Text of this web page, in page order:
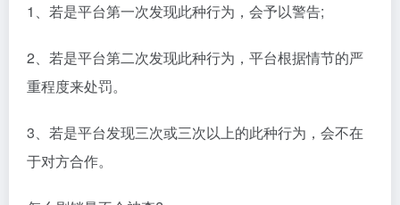
1、若是平台第一次发现此种行为，会予以警告;
2、若是平台第二次发现此种行为，平台根据情节的严
重程度来处罚。
3、若是平台发现三次或三次以上的此种行为，会不在
于对方合作。